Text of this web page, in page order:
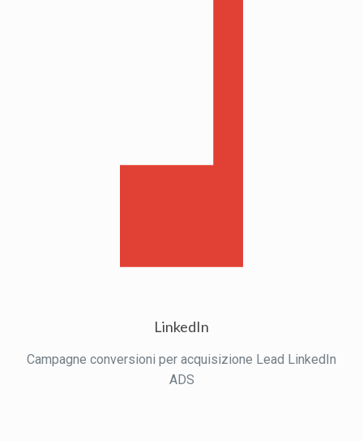
LinkedIn
Campagne conversioni per acquisizione Lead LinkedIn
ADS